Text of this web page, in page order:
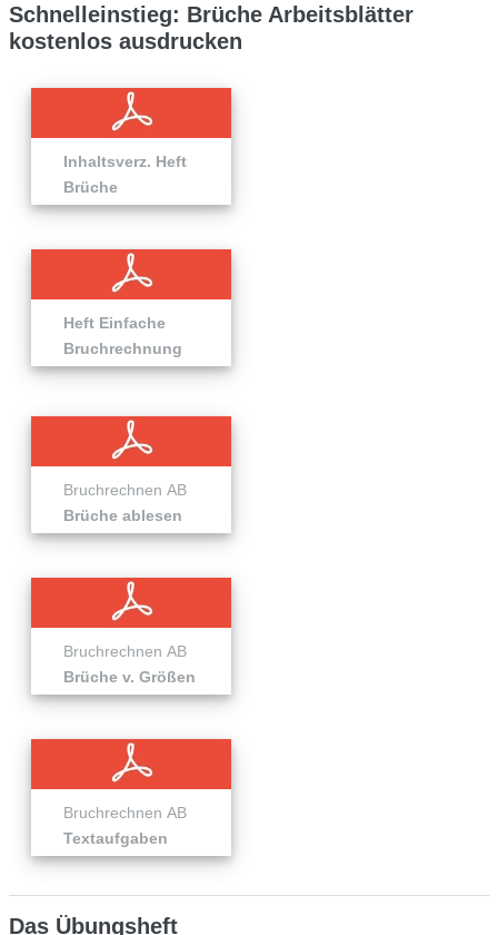
Schnelleinstieg: Brüche Arbeitsblätter
kostenlos ausdrucken
Inhaltsverz. Heft
Brüche
Heft Einfache
Bruchrechnung
Bruchrechnen AB
Brüche ablesen
Bruchrechnen AB
Brüche v. Größen
Bruchrechnen AB
Textaufgaben
Das Übungsheft